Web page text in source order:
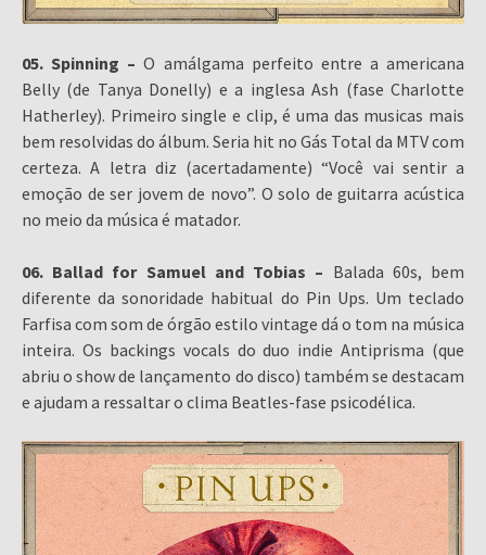
05. Spinning – O amálgama perfeito entre a americana
Belly (de Tanya Donelly) e a inglesa Ash (fase Charlotte
Hatherley). Primeiro single e clip, é uma das musicas mais
bem resolvidas do álbum. Seria hit no Gás Total da MTV com
certeza. A letra diz (acertadamente) “Você vai sentir a
emoção de ser jovem de novo”. O solo de guitarra acústica
no meio da música é matador.
06. Ballad for Samuel and Tobias – Balada 60s, bem
diferente da sonoridade habitual do Pin Ups. Um teclado
Farfisa com som de órgão estilo vintage dá o tom na música
inteira. Os backings vocals do duo indie Antiprisma (que
abriu o show de lançamento do disco) também se destacam
e ajudam a ressaltar o clima Beatles-fase psicodélica.